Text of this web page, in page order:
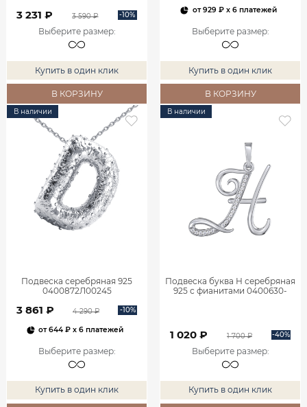
3 231 ₽ 3 590 ₽ -10%
Выберите размер:
Купить в один клик
В КОРЗИНУ
от929 ₽x 6 платежей
Выберите размер:
Купить в один клик
В КОРЗИНУ
В наличии
Подвеска серебряная 925
0400872Л00245
3 861 ₽ 4 290 ₽ -10%
от644 ₽ x 6 платежей
Выберите размер:
Купить в один клик
В наличии
Подвеска буква Н серебряная
925 с фианитами 0400630-
1 020 ₽ 1 700 ₽ -40%
Выберите размер:
Купить в один клик